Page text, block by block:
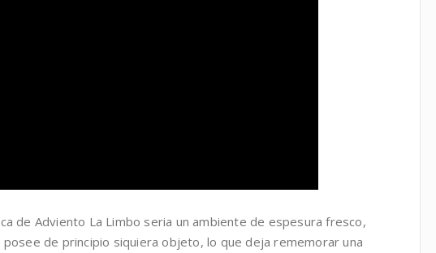
de Adviento La Limbo seria un ambiente de espesura fresco,
posee de principio siquiera objeto, lo que deja rememorar una